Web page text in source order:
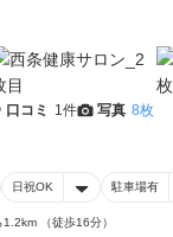
口コミ 1件 写真 8枚
日祝OK 駐車場有
（徒歩16分）